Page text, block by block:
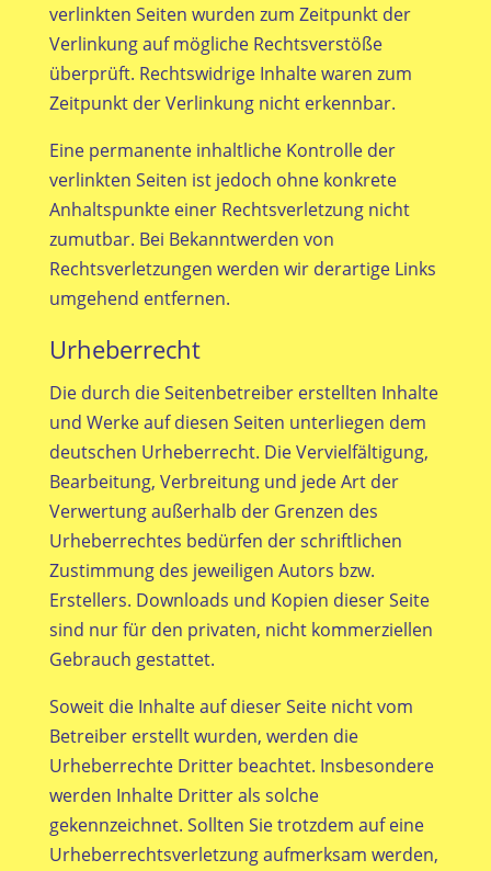
verlinkten Seiten wurden zum Zeitpunkt der
Verlinkung auf mögliche Rechtsverstöße
überprüft. Rechtswidrige Inhalte waren zum
Zeitpunkt der Verlinkung nicht erkennbar.
Eine permanente inhaltliche Kontrolle der
verlinkten Seiten ist jedoch ohne konkrete
Anhaltspunkte einer Rechtsverletzung nicht
zumutbar. Bei Bekanntwerden von
Rechtsverletzungen werden wir derartige Links
umgehend entfernen.
Urheberrecht
Die durch die Seitenbetreiber erstellten Inhalte
und Werke auf diesen Seiten unterliegen dem
deutschen Urheberrecht. Die Vervielfältigung,
Bearbeitung, Verbreitung und jede Art der
Verwertung außerhalb der Grenzen des
Urheberrechtes bedürfen der schriftlichen
Zustimmung des jeweiligen Autors bzw.
Erstellers. Downloads und Kopien dieser Seite
sind nur für den privaten, nicht kommerziellen
Gebrauch gestattet.
Soweit die Inhalte auf dieser Seite nicht vom
Betreiber erstellt wurden, werden die
Urheberrechte Dritter beachtet. Insbesondere
werden Inhalte Dritter als solche
gekennzeichnet. Sollten Sie trotzdem auf eine
Urheberrechtsverletzung aufmerksam werden,